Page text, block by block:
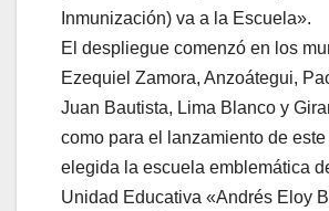
Inmunización) va a la Escuela».
El despliegue comenzó en los
Ezequiel Zamora, Anzoátegui,
Juan Bautista, Lima Blanco y
como para el lanzamiento de
elegida la escuela emblemática
Unidad Educativa «Andrés Eloy